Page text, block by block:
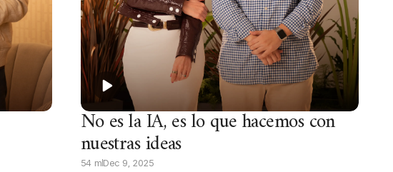
No es la IA, es lo que hacemos con
nuestras ideas
54 mDec 9, 2025